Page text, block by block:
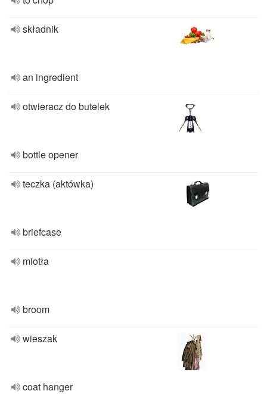
składnik
an ingredient
otwieracz do butelek
bottle opener
teczka (aktówka)
briefcase
miotła
broom
wieszak
coat hanger